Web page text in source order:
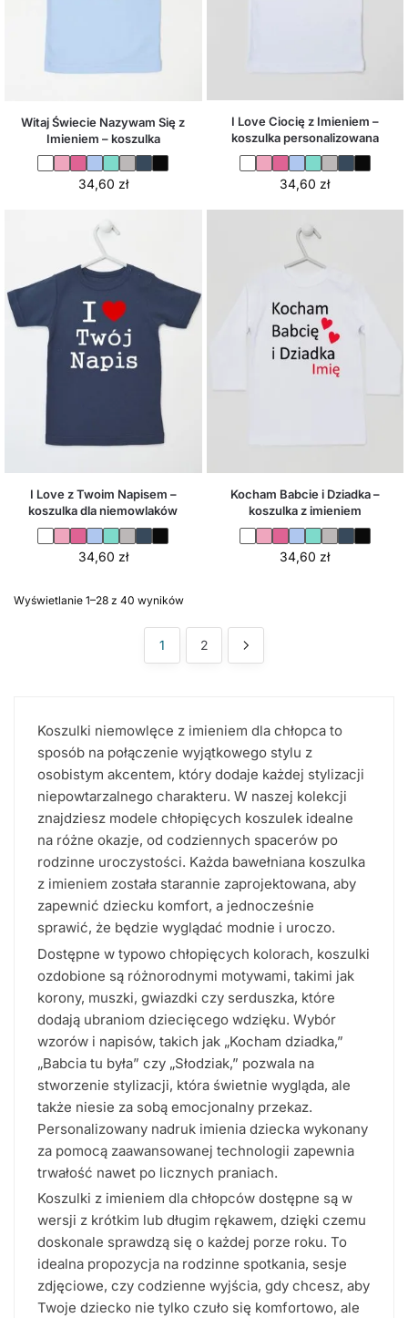
Witaj Świecie Nazywam Się z
Imieniem – koszulka
34,60 zł
I Love Ciocię z Imieniem –
koszulka personalizowana
34,60 zł
I Love z Twoim Napisem –
koszulka dla niemowlaków
34,60 zł
Kocham Babcie i Dziadka –
koszulka z imieniem
34,60 zł
Wyświetlanie 1–28 z 40 wyników
1 2
Koszulki niemowlęce z imieniem dla chłopca to
sposób na połączenie wyjątkowego stylu z
osobistym akcentem, który dodaje każdej stylizacji
niepowtarzalnego charakteru. W naszej kolekcji
znajdziesz modele chłopięcych koszulek idealne
na różne okazje, od codziennych spacerów po
rodzinne uroczystości. Każda bawełniana koszulka
z imieniem została starannie zaprojektowana, aby
zapewnić dziecku komfort, a jednocześnie
sprawić, że będzie wyglądać modnie i uroczo.
Dostępne w typowo chłopięcych kolorach, koszulki
ozdobione są różnorodnymi motywami, takimi jak
korony, muszki, gwiazdki czy serduszka, które
dodają ubraniom dziecięcego wdzięku. Wybór
wzorów i napisów, takich jak „Kocham dziadka,”
„Babcia tu była” czy „Słodziak,” pozwala na
stworzenie stylizacji, która świetnie wygląda, ale
także niesie za sobą emocjonalny przekaz.
Personalizowany nadruk imienia dziecka wykonany
za pomocą zaawansowanej technologii zapewnia
trwałość nawet po licznych praniach.
Koszulki z imieniem dla chłopców dostępne są w
wersji z krótkim lub długim rękawem, dzięki czemu
doskonale sprawdzą się o każdej porze roku. To
idealna propozycja na rodzinne spotkania, sesje
zdjęciowe, czy codzienne wyjścia, gdy chcesz, aby
Twoje dziecko nie tylko czuło się komfortowo, ale